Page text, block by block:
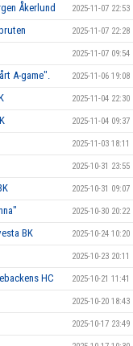
Åkerlund 2025-11-07 22:53
2025-11-07 22:28
2025-11-07 09:54
A-game". 2025-11-06 19:08
2025-11-04 22:30
2025-11-04 09:37
2025-11-03 18:11
2025-10-31 23:55
2025-10-31 09:07
2025-10-30 20:22
BK 2025-10-24 10:20
2025-10-23 20:11
HC 2025-10-21 11:41
2025-10-20 18:43
2025-10-17 23:49